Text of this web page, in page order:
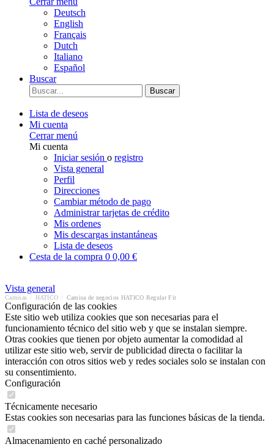
Deutsch
English
Français
Dutch
Italiano
Español
Buscar
Buscar
Lista de deseos
Mi cuenta
Cerrar menú
Mi cuenta
Iniciar sesión o registro
Vista general
Perfil
Direcciones
Cambiar método de pago
Administrar tarjetas de crédito
Mis ordenes
Mis descargas instantáneas
Lista de deseos
Cesta de la compra 0 0,00 €
Vista general
Camisas HATICO Camisa de negocios HATICO Regular Fit
Configuración de las cookies
Este sitio web utiliza cookies que son necesarias para el
funcionamiento técnico del sitio web y que se instalan siempre.
Otras cookies que tienen por objeto aumentar la comodidad al
utilizar este sitio web, servir de publicidad directa o facilitar la
interacción con otros sitios web y redes sociales solo se instalan con
su consentimiento.
Configuración
Técnicamente necesario
Estas cookies son necesarias para las funciones básicas de la tienda.
Almacenamiento en caché personalizado